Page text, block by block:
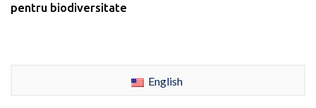
pentru biodiversitate
English